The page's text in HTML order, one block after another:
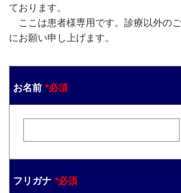
ております。
ここは患者様専用です。診療以外の
にお願い申し上げます。
お名前 *必須
フリガナ *必須